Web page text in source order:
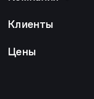
Клиенты
Цены